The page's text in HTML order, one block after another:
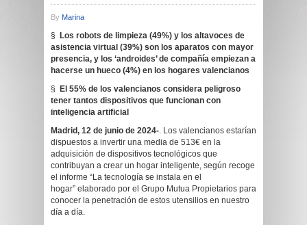
By Marina
§
Los robots de limpieza (49%) y los altavoces de
asistencia virtual (39%) son los aparatos con mayor
presencia, y los ‘androides’ de compañía empiezan a
hacerse un hueco (4%) en los hogares valencianos
§
El 55% de los valencianos considera peligroso
tener tantos dispositivos que funcionan con
inteligencia artificial
Madrid, 12 de junio de 2024-. Los valencianos estarían
dispuestos a invertir una media de 513€ en la
adquisición de dispositivos tecnológicos que
contribuyan a crear un hogar inteligente, según recoge
el informe “La tecnología se instala en el
hogar” elaborado por el Grupo Mutua Propietarios para
conocer la penetración de estos utensilios en nuestro
día a día.